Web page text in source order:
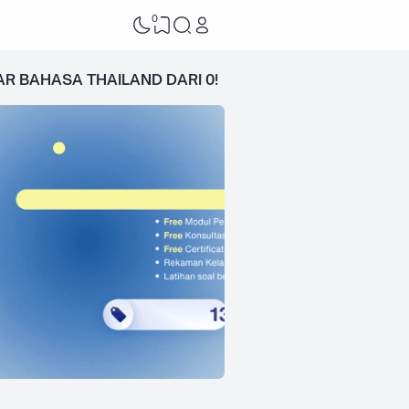
0
BAHASA THAILAND DARI 0!